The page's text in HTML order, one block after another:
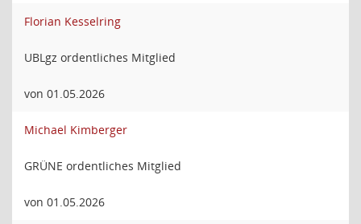
Florian Kesselring
UBLgz ordentliches Mitglied
von 01.05.2026
Michael Kimberger
GRÜNE ordentliches Mitglied
von 01.05.2026